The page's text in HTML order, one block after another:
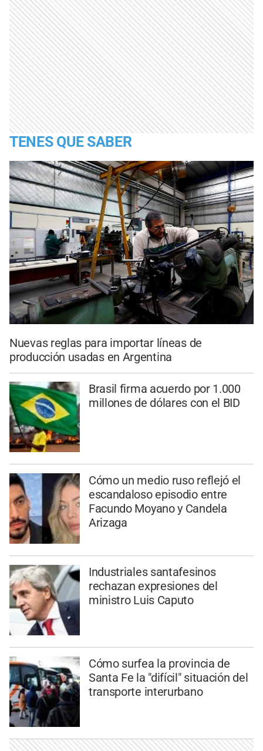
TENES QUE SABER
Nuevas reglas para importar líneas de
producción usadas en Argentina
Brasil firma acuerdo por 1.000
millones de dólares con el BID
Cómo un medio ruso reflejó el
escandaloso episodio entre
Facundo Moyano y Candela
Arizaga
Industriales santafesinos
rechazan expresiones del
ministro Luis Caputo
Cómo surfea la provincia de
Santa Fe la "difícil" situación del
transporte interurbano